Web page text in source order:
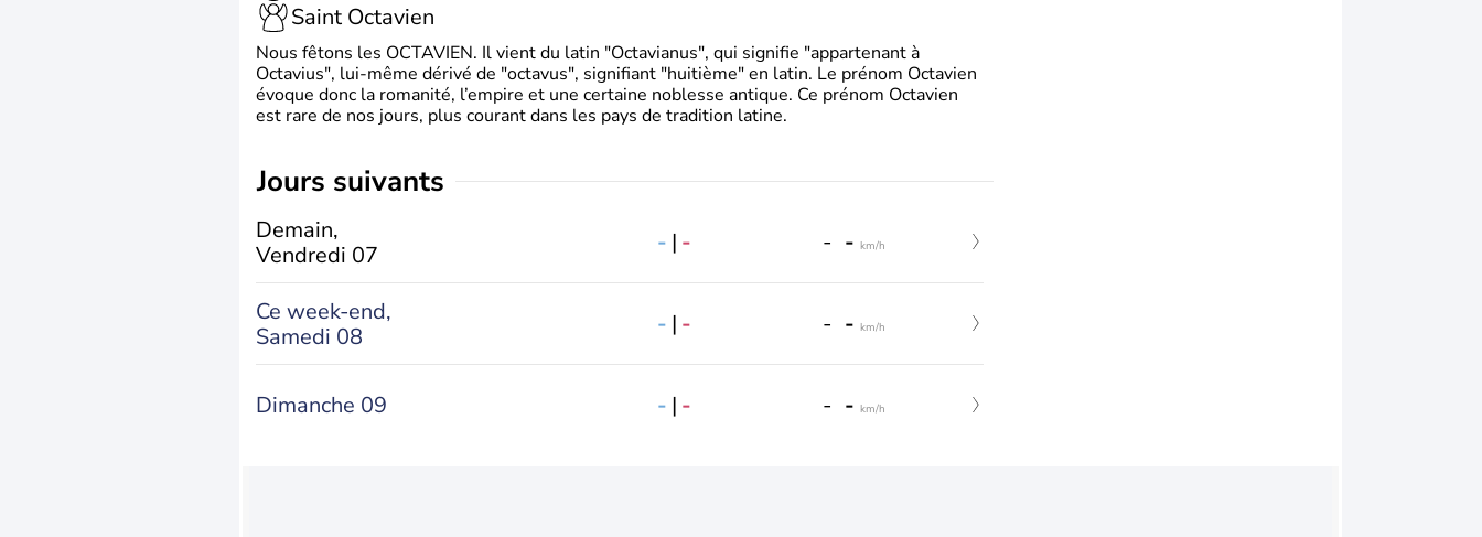
Saint Octavien
Nous fêtons les OCTAVIEN. Il vient du latin "Octavianus", qui signifie "appartenant à
Octavius", lui-même dérivé de "octavus", signifiant "huitième" en latin. Le prénom Octavien
évoque donc la romanité, l’empire et une certaine noblesse antique. Ce prénom Octavien
est rare de nos jours, plus courant dans les pays de tradition latine.
jours suivants
Demain,
Vendredi 07
- | - - - km/h
Ce week-end,
Samedi 08
- | - - - km/h
Dimanche 09 - | - - - km/h